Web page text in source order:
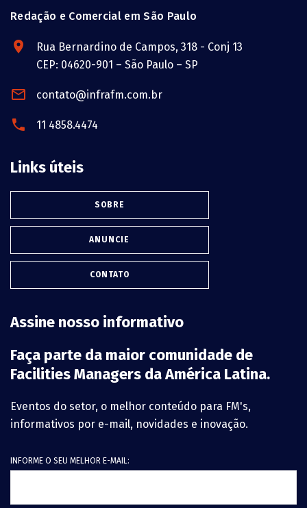
Redação e Comercial em São Paulo
Rua Bernardino de Campos, 318 - Conj 13
CEP: 04620-901 – São Paulo – SP
contato@infrafm.com.br
11 4858.4474
Links úteis
SOBRE
ANUNCIE
CONTATO
Assine nosso informativo
Faça parte da maior comunidade de
Facilities Managers da América Latina.
Eventos do setor, o melhor conteúdo para FM's,
informativos por e-mail, novidades e inovação.
INFORME O SEU MELHOR E-MAIL: